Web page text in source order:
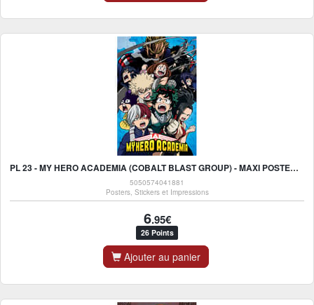
PL 23 - MY HERO ACADEMIA (COBALT BLAST GROUP) - MAXI POSTER 91X61CM
5050574041881
Posters, Stickers et Impressions
6.95€
26 Points
Ajouter au panier